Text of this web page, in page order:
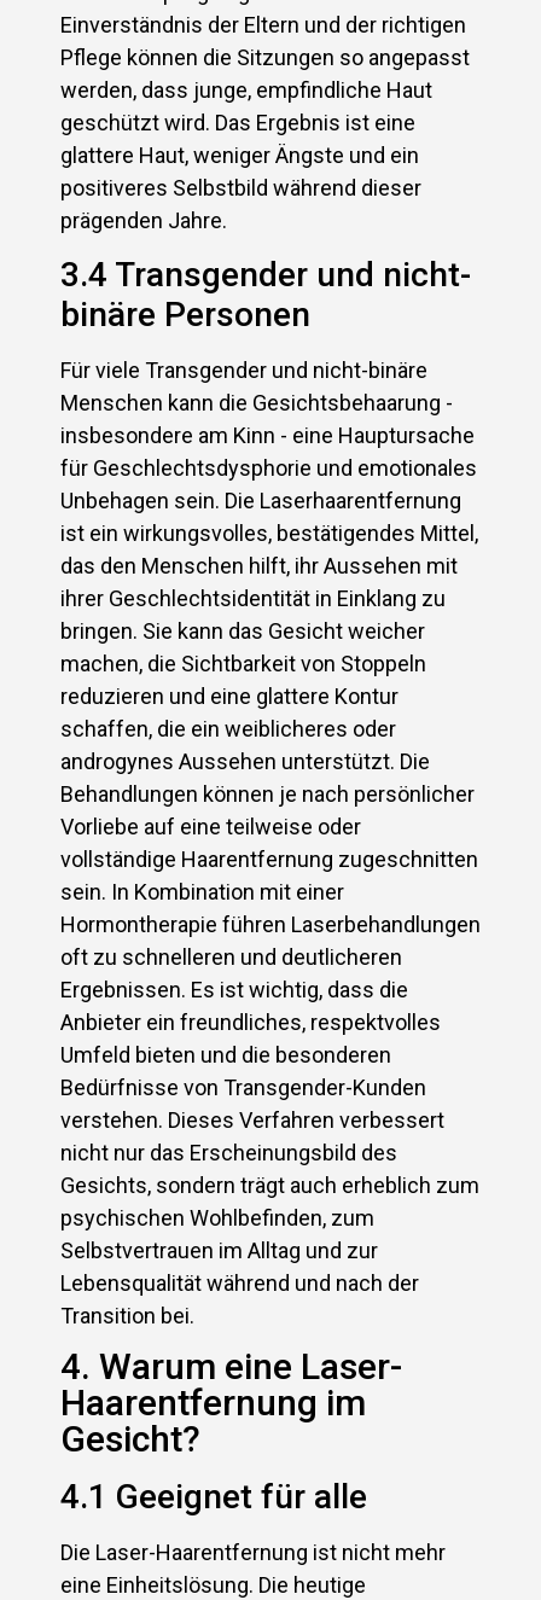
Einverständnis der Eltern und der richtigen
Pflege können die Sitzungen so angepasst
werden, dass junge, empfindliche Haut
geschützt wird. Das Ergebnis ist eine
glattere Haut, weniger Ängste und ein
positiveres Selbstbild während dieser
prägenden Jahre.
3.4 Transgender und nicht-
binäre Personen
Für viele Transgender und nicht-binäre
Menschen kann die Gesichtsbehaarung -
insbesondere am Kinn - eine Hauptursache
für Geschlechtsdysphorie und emotionales
Unbehagen sein. Die Laserhaarentfernung
ist ein wirkungsvolles, bestätigendes Mittel,
das den Menschen hilft, ihr Aussehen mit
ihrer Geschlechtsidentität in Einklang zu
bringen. Sie kann das Gesicht weicher
machen, die Sichtbarkeit von Stoppeln
reduzieren und eine glattere Kontur
schaffen, die ein weiblicheres oder
androgynes Aussehen unterstützt. Die
Behandlungen können je nach persönlicher
Vorliebe auf eine teilweise oder
vollständige Haarentfernung zugeschnitten
sein. In Kombination mit einer
Hormontherapie führen Laserbehandlungen
oft zu schnelleren und deutlicheren
Ergebnissen. Es ist wichtig, dass die
Anbieter ein freundliches, respektvolles
Umfeld bieten und die besonderen
Bedürfnisse von Transgender-Kunden
verstehen. Dieses Verfahren verbessert
nicht nur das Erscheinungsbild des
Gesichts, sondern trägt auch erheblich zum
psychischen Wohlbefinden, zum
Selbstvertrauen im Alltag und zur
Lebensqualität während und nach der
Transition bei.
4. Warum eine Laser-
Haarentfernung im
Gesicht?
4.1 Geeignet für alle
Die Laser-Haarentfernung ist nicht mehr
eine Einheitslösung. Die heutige